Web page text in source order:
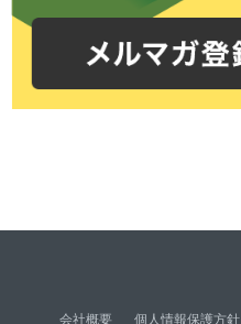
会社概要 個人情報保護方針